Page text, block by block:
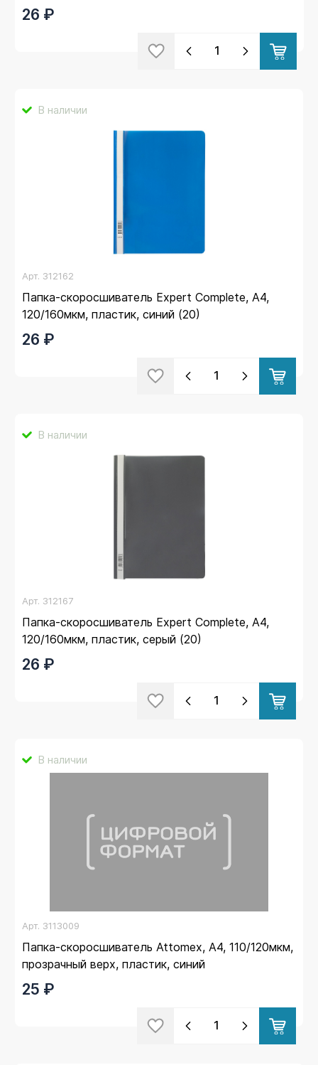
26 ₽
В наличии
Арт. 312162
Папка-скоросшиватель Expert Complete, А4,
120/160мкм, пластик, синий (20)
26 ₽
В наличии
Арт. 312167
Папка-скоросшиватель Expert Complete, А4,
120/160мкм, пластик, серый (20)
26 ₽
В наличии
Арт. 3113009
Папка-скоросшиватель Attomex, А4, 110/120мкм,
прозрачный верх, пластик, синий
25 ₽